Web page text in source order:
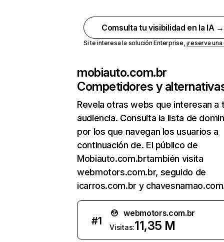
Comsulta tu visibilidad en la IA →
Si te interesa la solución Enterprise,¡reserva
mobiauto.com.br
Competidores y
Revela otras webs que interesan a
audiencia. Consulta la lista de
por los que navegan los usuarios a
continuación de. El público de
Mobiauto.com.brtambién visita
webmotors.com.br, seguido de
icarros.com.br y
#1
webmotors.com.br
Visitas:11,35 M